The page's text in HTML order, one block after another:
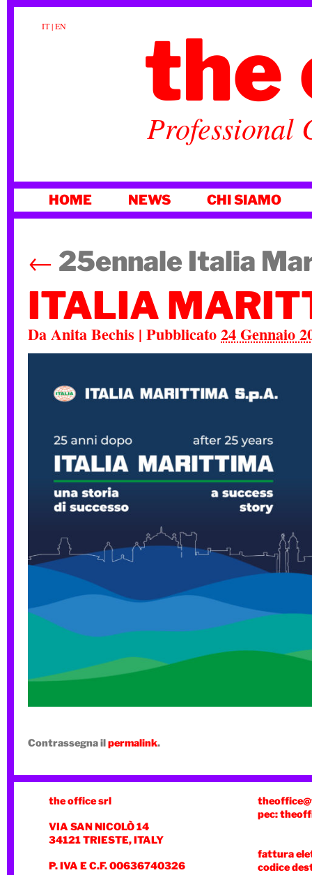
IT|EN the
Professional
AL
HOME NEWS CHI SIAMO
← 25ennale Italia
ITALIA
DaAnita Bechis | Pubblicato24 Gennaio
Contrassegna ilpermalink.
the office srl
VIA SAN NICOLÒ 14
34121 TRIESTE, ITALY
P. IVA E C.F. 00636740326
pec:
fattura
codice